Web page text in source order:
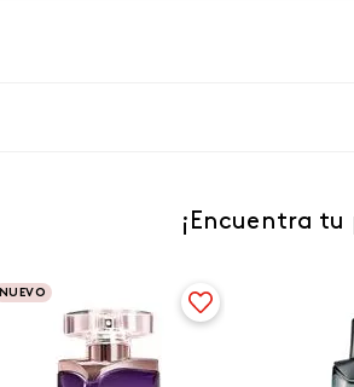
¡Encuentra
NUEVO